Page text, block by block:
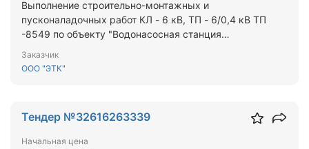
Выполнение строительно-монтажных и
пусконаладочных работ КЛ - 6 кВ, ТП - 6/0,4 кВ ТП
-8549 по объекту "Водонасосная станция
Заказчик
ООО "ЭТК"
Тендер №32616263339
Начальная цена